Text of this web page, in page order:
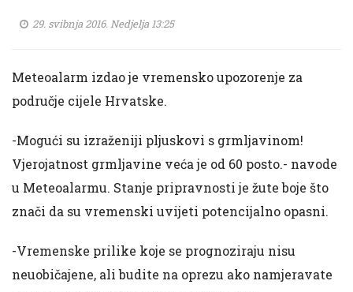
29. svibnja 2016. Nedjelja 13:25
Meteoalarm izdao je vremensko upozorenje za
područje cijele Hrvatske.
-Mogući su izraženiji pljuskovi s grmljavinom!
Vjerojatnost grmljavine veća je od 60 posto.- navode
u Meteoalarmu. Stanje pripravnosti je žute boje što
znači da su vremenski uvijeti potencijalno opasni.
-Vremenske prilike koje se prognoziraju nisu
neuobičajene, ali budite na oprezu ako namjeravate